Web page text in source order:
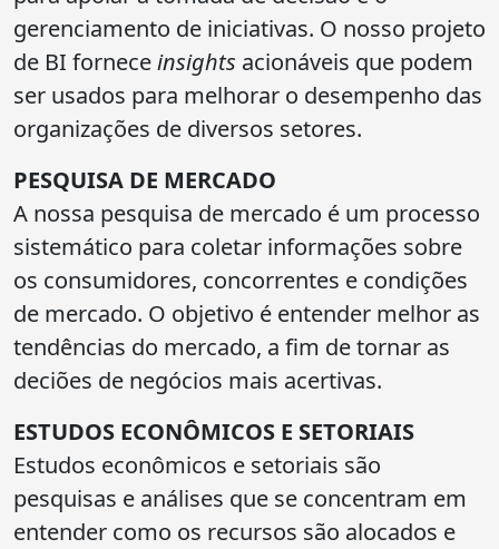
gerenciamento de iniciativas. O nosso projeto
de BI forneceinsights acionáveis que podem
ser usados para melhorar o desempenho das
organizações de diversos setores.
PESQUISA DE MERCADO
A nossa pesquisa de mercado é um processo
sistemático para coletar informações sobre
os consumidores, concorrentes e condições
de mercado. O objetivo é entender melhor as
tendências do mercado, a fim de tornar as
deciões de negócios mais acertivas.
ESTUDOS ECONÔMICOS E SETORIAIS
Estudos econômicos e setoriais são
pesquisas e análises que se concentram em
entender como os recursos são alocados e